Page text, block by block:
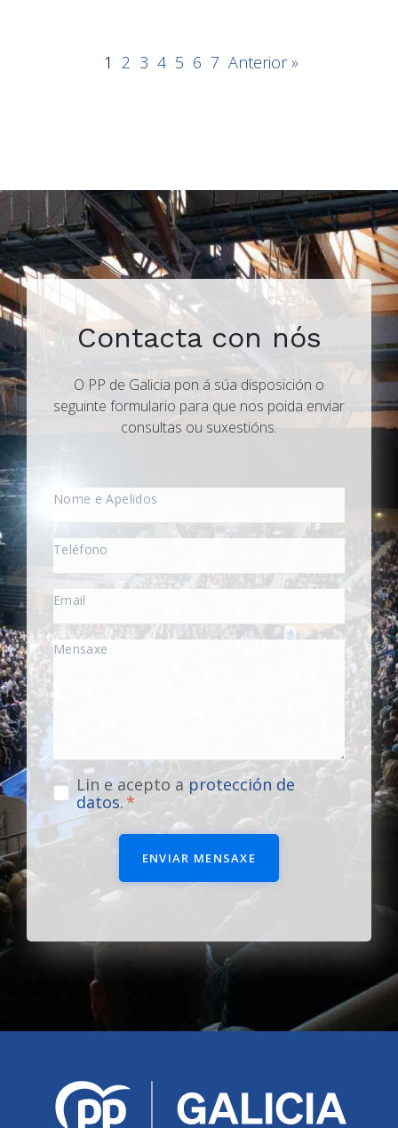
1 2 3 4 5 6 7 Anterior »
Contacta con nós
O PP de Galicia pon á súa disposición o
seguinte formulario para que nos poida enviar
consultas ou suxestións.
Lin e acepto a protección de
datos.
ENVIAR MENSAXE